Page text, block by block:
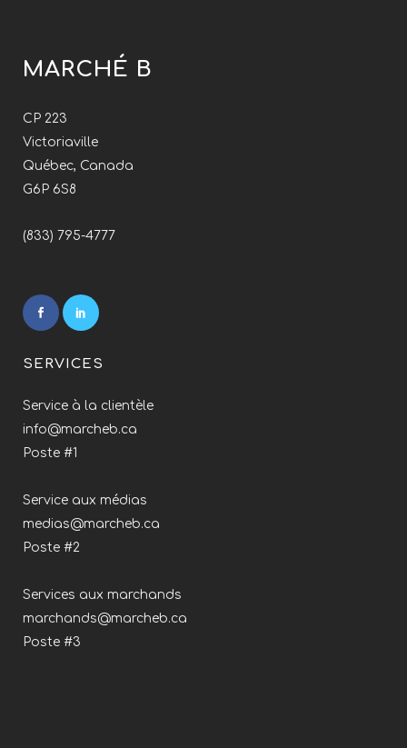
MARCHÉ B
CP 223
Victoriaville
Québec, Canada
G6P 6S8
(833) 795-4777
SERVICES
Service à la clientèle
info@marcheb.ca
Poste #1
Service aux médias
medias@marcheb.ca
Poste #2
Services aux marchands
marchands@marcheb.ca
Poste #3